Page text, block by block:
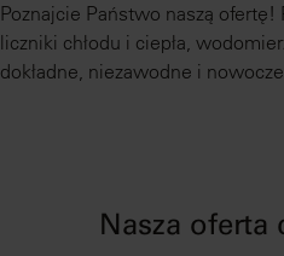
Poznajcie Państwo naszą ofertę!
liczniki chłodu i ciepła,
dokładne, niezawodne i
Nasza oferta